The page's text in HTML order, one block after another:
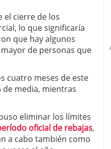
el cierre de los
lo que significaría
que hay algunos
de personas que
cuatro meses de este
de media, mientras
eliminar los límites
oficial de rebajas,
a cabo también como